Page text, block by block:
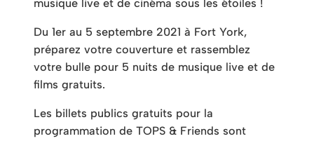
musique live et de cinéma sous les étoiles !
Du 1er au 5 septembre 2021 à Fort York,
préparez votre couverture et rassemblez
votre bulle pour 5 nuits de musique live et de
films gratuits.
Les billets publics gratuits pour la
programmation de TOPS & Friends sont